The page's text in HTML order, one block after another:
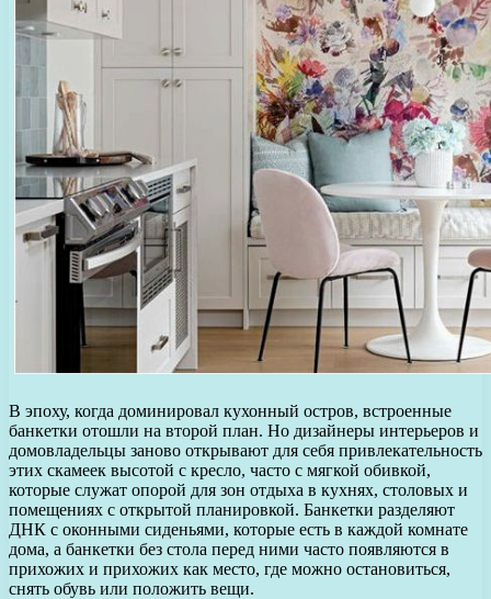
В эпоху, когда доминировал кухонный остров, встроенные
банкетки отошли на второй план. Но дизайнеры интерьеров и
домовладельцы заново открывают для себя привлекательность
этих скамеек высотой с кресло, часто с мягкой обивкой,
которые служат опорой для зон отдыха в кухнях, столовых и
помещениях с открытой планировкой. Банкетки разделяют
ДНК с оконными сиденьями, которые есть в каждой комнате
дома, а банкетки без стола перед ними часто появляются в
прихожих и прихожих как место, где можно остановиться,
снять обувь или положить вещи.